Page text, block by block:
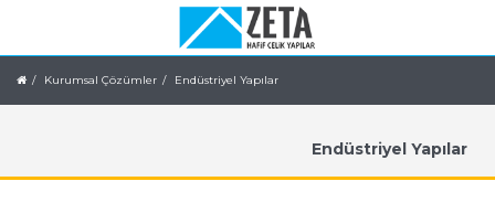
Kurumsal Çözümler Endüstriyel Yapılar
Endüstriyel Yapılar